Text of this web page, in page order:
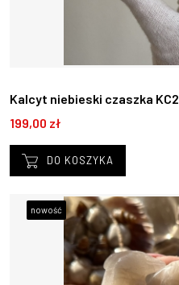
Kalcyt niebieski czaszka KC2
199,00 zł
DO KOSZYKA
nowość